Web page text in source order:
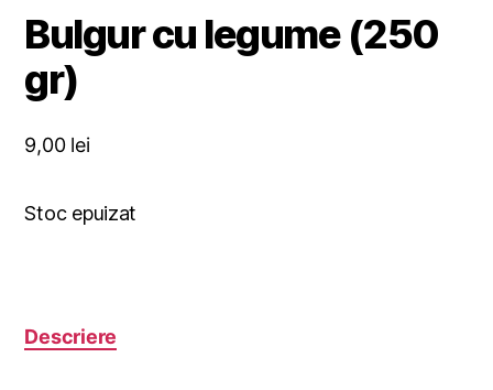
Bulgur cu legume (250
gr)
9,00 lei
Stoc epuizat
Descriere